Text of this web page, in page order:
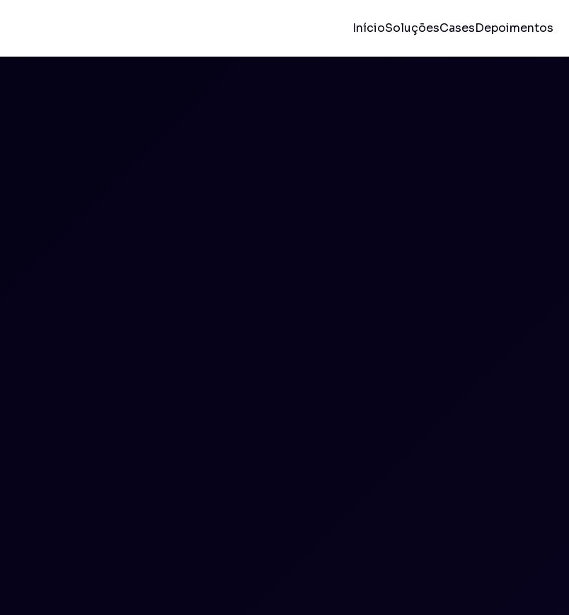
InícioSoluçõesCasesDepoimentos